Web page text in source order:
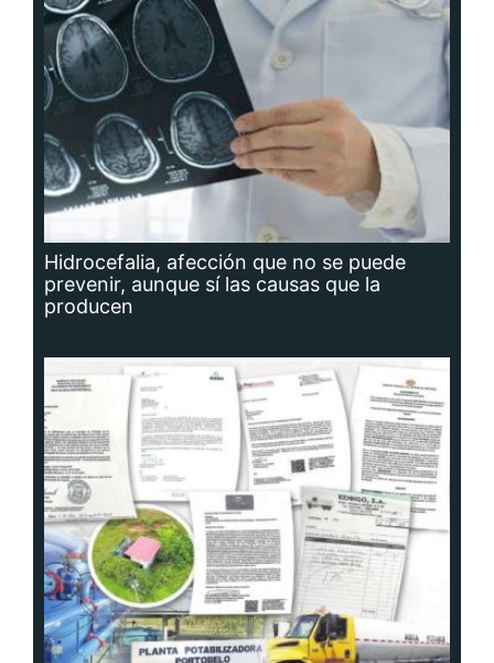
Hidrocefalia, afección que no se puede
prevenir, aunque sí las causas que la
producen